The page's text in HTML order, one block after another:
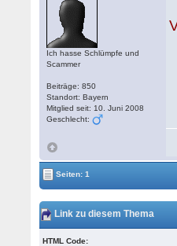
Ich hasse Schlümpfe und
Scammer
Beiträge: 850
Standort: Bayern
Mitglied seit: 10. Juni 2008
Geschlecht:
Seiten: 1
Link zu diesem Thema
HTML Code: